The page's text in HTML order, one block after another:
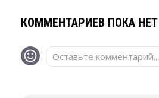
КОММЕНТАРИЕВ ПОКА НЕТ
Оставьте комментарий...